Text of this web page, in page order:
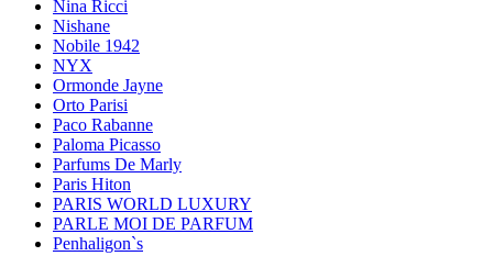
Nina Ricci
Nishane
Nobile 1942
NYX
Ormonde Jayne
Orto Parisi
Paco Rabanne
Paloma Picasso
Parfums De Marly
Paris Hiton
PARIS WORLD LUXURY
PARLE MOI DE PARFUM
Penhaligon`s